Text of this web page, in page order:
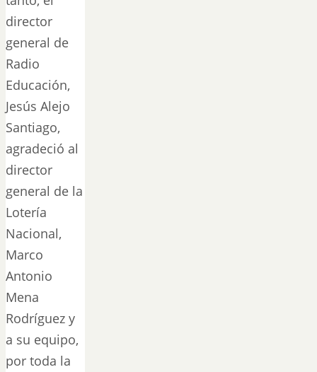
director
general de
Radio
Educación,
Jesús Alejo
Santiago,
agradeció al
director
general de la
Lotería
Nacional,
Marco
Antonio
Mena
Rodríguez y
a su equipo,
por toda la